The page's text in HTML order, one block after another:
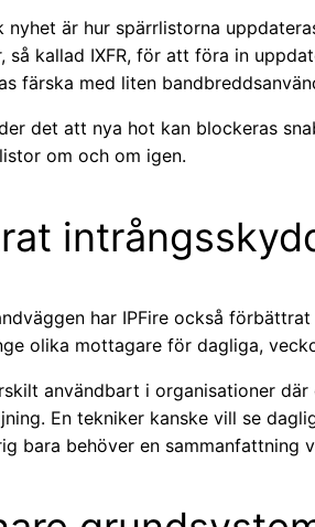
nyhet är hur spärrlistorna
så kallad IXFR, för att föra in
färska med liten
det att nya hot kan blockeras
om och om igen.
har IPFire också
olika mottagare för dagliga,
användbart i organisationer
En tekniker kanske vill se
bara behöver en sammanfattning